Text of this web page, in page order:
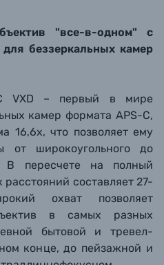
"все-в-одном" с
беззеркальных камер
VXD – первый в мире
камер формата APS-C,
16,6x, что позволяет ему
от широкоугольного до
В пересчете на полный
составляет 27-
охват позволяет
в самых разных
бытовой и тревел-
конце, до пейзажной и